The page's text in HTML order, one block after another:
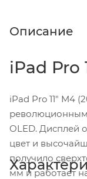
Описание
iPad Pro
iPad Pro 11" M4
OLED. Дисплей
цвет и
получило
мм и работает